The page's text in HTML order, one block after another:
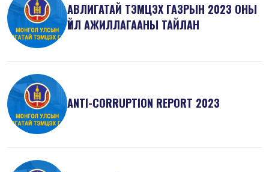
АВЛИГАТАЙ ТЭМЦЭХ ГАЗРЫН 2023 ОНЫ
ҮЙЛ АЖИЛЛАГААНЫ ТАЙЛАН
ANTI-СORRUPTION REPORT 2023